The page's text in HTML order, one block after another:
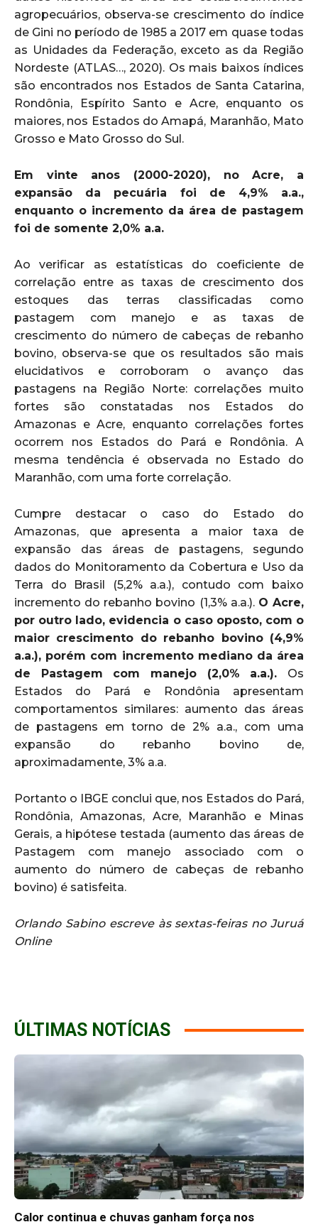
agropecuários, observa-se crescimento do índice
de Gini no período de 1985 a 2017 em quase todas
as Unidades da Federação, exceto as da Região
Nordeste (ATLAS…, 2020). Os mais baixos índices
são encontrados nos Estados de Santa Catarina,
Rondônia, Espírito Santo e Acre, enquanto os
maiores, nos Estados do Amapá, Maranhão, Mato
Grosso e Mato Grosso do Sul.
Em vinte anos (2000-2020), no Acre, a
expansão da pecuária foi de 4,9% a.a.,
enquanto o incremento da área de pastagem
foi de somente 2,0% a.a.
Ao verificar as estatísticas do coeficiente de
correlação entre as taxas de crescimento dos
estoques das terras classificadas como
pastagem com manejo e as taxas de
crescimento do número de cabeças de rebanho
bovino, observa-se que os resultados são mais
elucidativos e corroboram o avanço das
pastagens na Região Norte: correlações muito
fortes são constatadas nos Estados do
Amazonas e Acre, enquanto correlações fortes
ocorrem nos Estados do Pará e Rondônia. A
mesma tendência é observada no Estado do
Maranhão, com uma forte correlação.
Cumpre destacar o caso do Estado do
Amazonas, que apresenta a maior taxa de
expansão das áreas de pastagens, segundo
dados do Monitoramento da Cobertura e Uso da
Terra do Brasil (5,2% a.a.), contudo com baixo
incremento do rebanho bovino (1,3% a.a.). O Acre,
por outro lado, evidencia o caso oposto, com o
maior crescimento do rebanho bovino (4,9%
a.a.), porém com incremento mediano da área
de Pastagem com manejo (2,0% a.a.). Os
Estados do Pará e Rondônia apresentam
comportamentos similares: aumento das áreas
de pastagens em torno de 2% a.a., com uma
expansão do rebanho bovino de,
aproximadamente, 3% a.a.
Portanto o IBGE conclui que, nos Estados do Pará,
Rondônia, Amazonas, Acre, Maranhão e Minas
Gerais, a hipótese testada (aumento das áreas de
Pastagem com manejo associado com o
aumento do número de cabeças de rebanho
bovino) é satisfeita.
Orlando Sabino escreve às sextas-feiras no Juruá
Online
ÚLTIMAS NOTÍCIAS
Calor continua e chuvas ganham força nos